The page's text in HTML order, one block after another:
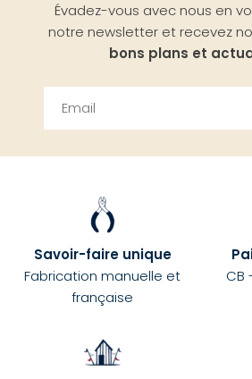
Évadez-vous avec nous en
notre newsletter et recevez
bons plans et
Savoir-faire unique
Fabrication manuelle et
française
CB